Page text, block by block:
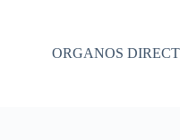
ORGANOS